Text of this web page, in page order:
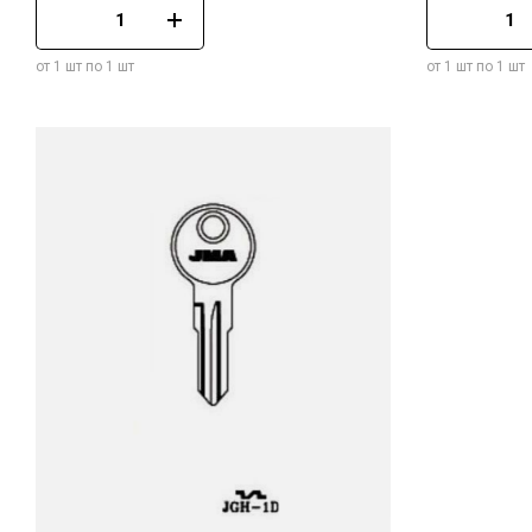
от 1 шт по 1 шт от 1 шт по 1 шт